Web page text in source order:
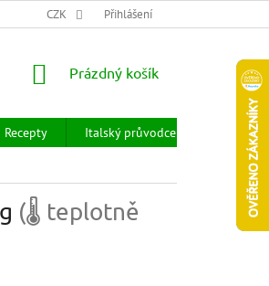
OBCHODNÍ PODMÍNKY
CZK Přihlášení
NÁKUPNÍ
Prázdný košík
Recepty Italský průvodce
Prodejny
(🌡 teplotně